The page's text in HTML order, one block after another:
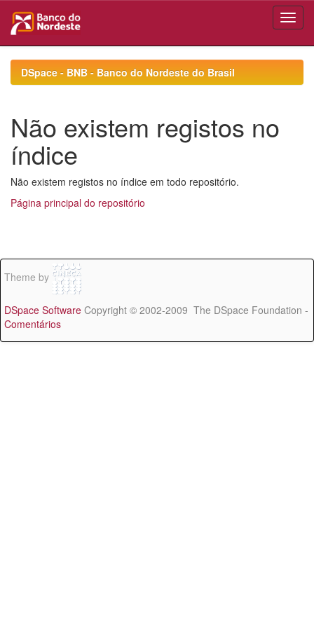
navigationDSpace - BNB - Banco do Nordeste do Brasil
Não existem registos no
índice
Não existem registos no índice em todo repositório.
Página principal do repositório
Theme by
DSpace Software Copyright © 2002-2009 The DSpace Foundation -
Comentários